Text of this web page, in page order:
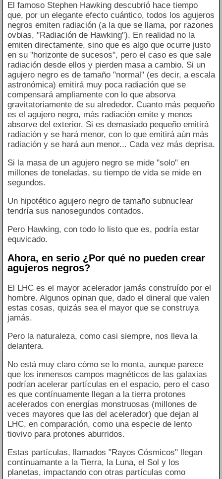
El famoso Stephen Hawking descubrió hace tiempo
que, por un elegante efecto cuántico, todos los agujeros
negros emiten radiación (a la que se llama, por razones
ovbias, "Radiación de Hawking"). En realidad no la
emiten directamente, sino que es algo que ocurre justo
en su "horizonte de sucesos", pero el caso es que sale
radiación desde ellos y pierden masa a cambio. Si un
agujero negro es de tamaño "normal" (es decir, a escala
astronómica) emitirá muy poca radiación que se
compensará ampliamente con lo que absorva
gravitatoriamente de su alrededor. Cuanto más pequeño
es el agujero negro, más radiación emite y menos
absorve del exterior. Si es demasiado pequeño emitirá
radiación y se hará menor, con lo que emitirá aún más
radiación y se hará aun menor... Cada vez más deprisa.
Si la masa de un agujero negro se mide "solo" en
millones de toneladas, su tiempo de vida se mide en
segundos.
Un hipotético agujero negro de tamaño subnuclear
tendría sus nanosegundos contados.
Pero Hawking, con todo lo listo que es, podría estar
equvicado.
Ahora, en serio ¿Por qué no pueden crear
agujeros negros?
El LHC es el mayor acelerador jamás construído por el
hombre. Algunos opinan que, dado el dineral que valen
estas cosas, quizás sea el mayor que se construya
jamás.
Pero la naturaleza, como casi siempre, nos lleva la
delantera.
No está muy claro cómo se lo monta, aunque parece
que los inmensos campos magnéticos de las galaxias
podrían acelerar partículas en el espacio, pero el caso
es que contínuamente llegan a la tierra protones
acelerados con energías monstruosas (millones de
veces mayores que las del acelerador) que dejan al
LHC, en comparación, como una especie de lento
tiovivo para protones aburridos.
Estas partículas, llamados "Rayos Cósmicos" llegan
contínuamante a la Tierra, la Luna, el Sol y los
planetas, impactando con otras partículas como